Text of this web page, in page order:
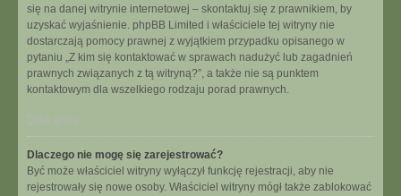
się na danej witrynie internetowej – skontaktuj się z prawnikiem, by
uzyskać wyjaśnienie. phpBB Limited i właściciele tej witryny nie
dostarczają pomocy prawnej z wyjątkiem przypadku opisanego w
pytaniu „Z kim się kontaktować w sprawach nadużyć lub zagadnień
prawnych związanych z tą witryną?”, a także nie są punktem
kontaktowym dla wszelkiego rodzaju porad prawnych.
Na górę
Dlaczego nie mogę się zarejestrować?
Być może właściciel witryny wyłączył funkcję rejestracji, aby nie
rejestrowały się nowe osoby. Właściciel witryny mógł także zablokować